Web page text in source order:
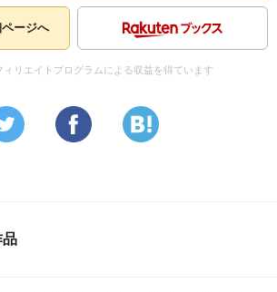
ージへ
ィリエイトプログラムによる収益を得ています